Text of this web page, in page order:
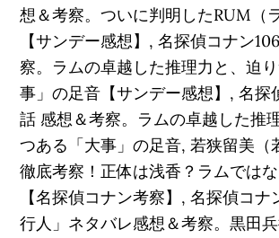
想＆考察。ついに判明したRUM（
【サンデー感想】, 名探偵コナン
察。ラムの卓越した推理力と、迫
事」の足音【サンデー感想】, 名探
話 感想＆考察。ラムの卓越した推
つある「大事」の足音, 若狭留美（
徹底考察！正体は浅香？ラムでは
【名探偵コナン考察】, 名探偵コ
行人」ネタバレ感想＆考察。黒田